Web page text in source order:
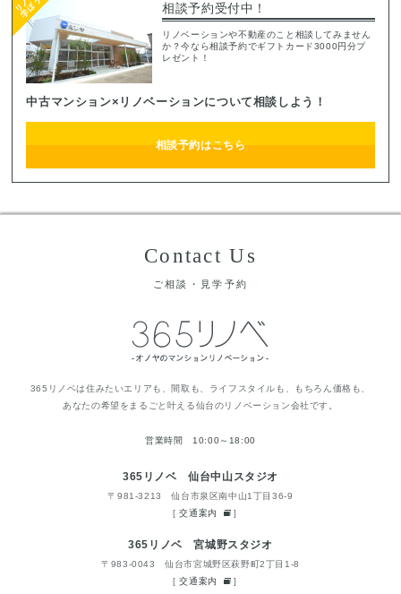
相談予約受付中！
リノベーションや不動産のこと相談してみません
か？今なら相談予約でギフトカード3000円分プ
レゼント！
中古マンション×リノベーションについて相談しよう！
相談予約はこちら
Contact Us
ご相談・見学予約
365リノベは住みたいエリアも、間取も、ライフスタイルも、もちろん価格も、
あなたの希望をまるごと叶える仙台のリノベーション会社です。
営業時間 10:00～18:00
365リノベ 仙台中山スタジオ
〒981-3213 仙台市泉区南中山1丁目36-9
[交通案内 ]
365リノベ 宮城野スタジオ
〒983-0043 仙台市宮城野区萩野町2丁目1-8
[交通案内 ]